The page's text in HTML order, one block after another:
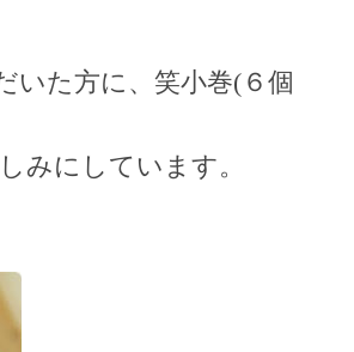
いた方に、笑小巻(６個
みにしています。